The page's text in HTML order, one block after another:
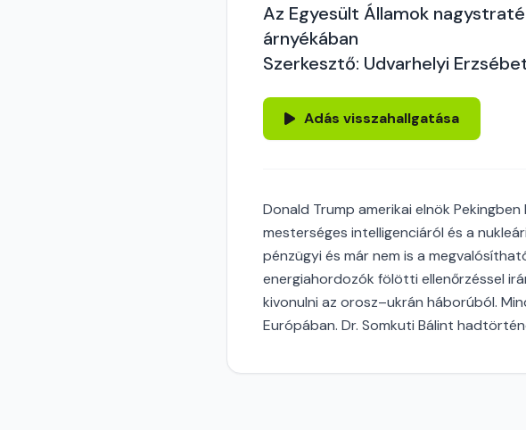
Az Egyesült Államok
árnyékában
Szerkesztő: Udvarhelyi
Adás visszahallgatása
Donald Trump amerikai elnök
mesterséges intelligenciáról és a
pénzügyi és már nem is a
energiahordozók fölötti ellenőrzéssel
kivonulni az orosz–ukrán háborúból.
Európában. Dr. Somkuti Bálint